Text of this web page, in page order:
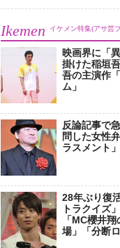
Ikemen イケメン特集(アサ芸
映画界に「
掛けた稲垣
吾の主演作
ム」
反論記事で
問した女性
ラスメント
28年ぶり復
トラクイズ
「MC櫻井
場」「分断ロ